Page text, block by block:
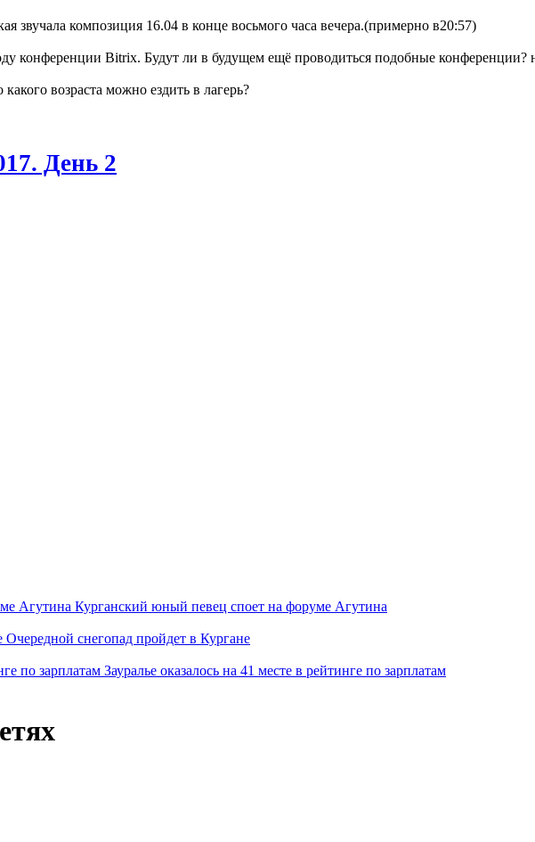
звучала композиция 16.04 в конце восьмого часа вечера.(примерно в20:57)
конференции Bitrix. Будут ли в будущем ещё проводиться подобные конференции?
возраста можно ездить в лагерь?
День 2
Курганский юный певец споет на форуме Агутина
Очередной снегопад пройдет в Кургане
Зауралье оказалось на 41 месте в рейтинге по зарплатам